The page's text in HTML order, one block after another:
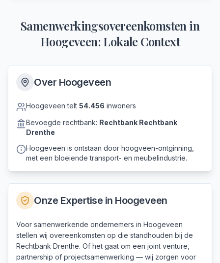
Samenwerkingsovereenkomsten in
Hoogeveen: Lokale Context
Over Hoogeveen
Hoogeveen telt 54.456 inwoners
Bevoegde rechtbank: Rechtbank Rechtbank
Drenthe
Hoogeveen is ontstaan door hoogveen-ontginning,
met een bloeiende transport- en meubelindustrie.
Onze Expertise in Hoogeveen
Voor samenwerkende ondernemers in Hoogeveen
stellen wij overeenkomsten op die standhouden bij de
Rechtbank Drenthe. Of het gaat om een joint venture,
partnership of projectsamenwerking — wij zorgen voor